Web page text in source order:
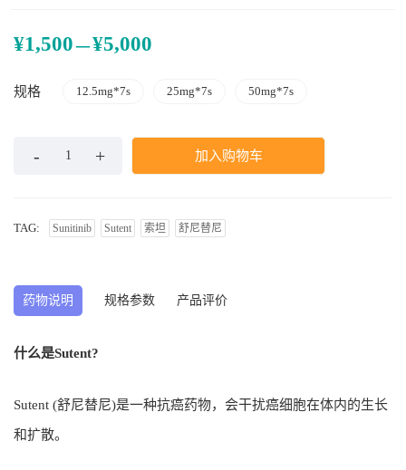
¥1,500–¥5,000
规格 12.5mg*7s 25mg*7s 50mg*7s
加入购物车
TAG: Sunitinib Sutent 索坦 舒尼替尼
药物说明 规格参数 产品评价
什么是Sutent?
Sutent (舒尼替尼)是一种抗癌药物，会干扰癌细胞在体内的生长
和扩散。